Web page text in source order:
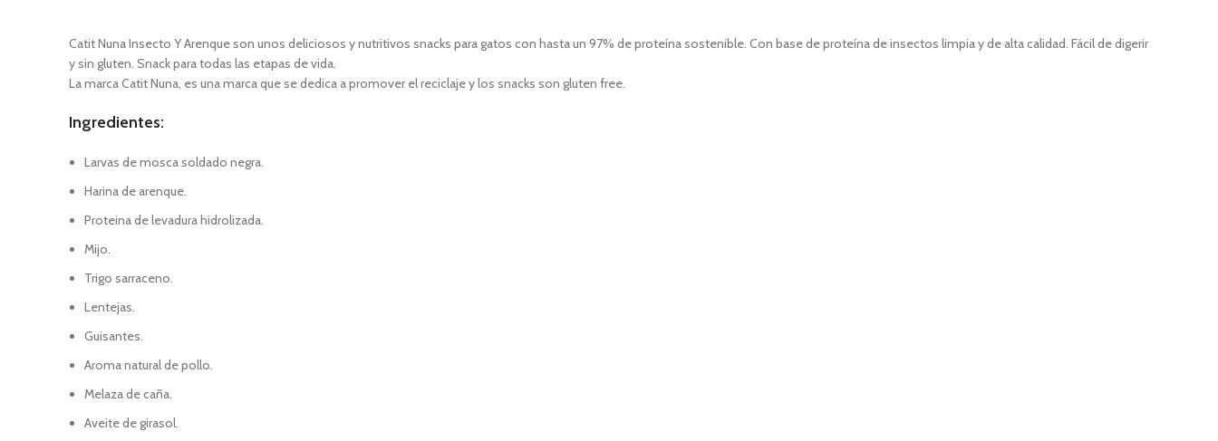
Catit Nuna Insecto Y Arenque son unos deliciosos y nutritivos snacks para gatos con hasta un 97% de proteína sostenible. Con base de proteína de insectos limpia y de alta calidad. Fácil de digerir
y sin gluten. Snack para todas las etapas de vida.
La marca Catit Nuna, es una marca que se dedica a promover el reciclaje y los snacks son gluten free.
Ingredientes:
Larvas de mosca soldado negra.
Harina de arenque.
Proteina de levadura hidrolizada.
Mijo.
Trigo sarraceno.
Lentejas.
Guisantes.
Aroma natural de pollo.
Melaza de caña.
Aveite de girasol.